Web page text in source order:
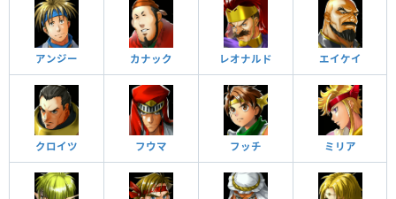
アンジー カナック レオナルド エイケイ
クロイツ フウマ フッチ ミリア